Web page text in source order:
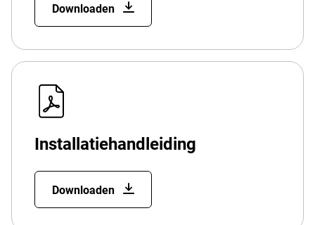
Downloaden
Installatiehandleiding
Downloaden